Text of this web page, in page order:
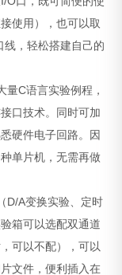
使用），也可以取
线，轻松搭建自己的
C语言实验例程，
口技术。同时可加
硬件电子回路。因
单片机，无需再做
D/A变换实验、定时
箱可以选配双通道
可以不配），可以
文件，便利插入在